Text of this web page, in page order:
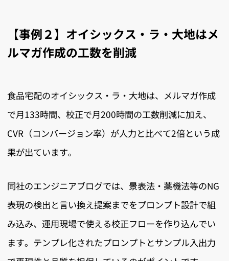
【事例２】オイシックス・ラ・大地はメ
ルマガ作成の工数を削減
食品宅配のオイシックス・ラ・大地は、メルマガ作成
で月133時間、校正で月200時間の工数削減に加え、
CVR（コンバージョン率）が人力と比べて2倍という成
果が出ています。
同社のエンジニアブログでは、景表法・薬機法等のNG
表現の検出と言い換え提案までをプロンプト設計で組
み込み、運用現場で使える校正フローを作り込んでい
ます。テンプレ化されたプロンプトとサンプル入出力